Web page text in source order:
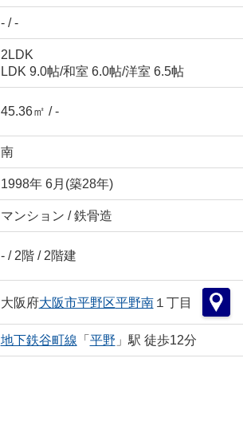
- / -
2LDK
LDK 9.0帖/和室 6.0帖/洋室 6.5帖
45.36㎡ / -
南
1998年 6月(築28年)
マンション / 鉄骨造
- / 2階 / 2階建
大阪府大阪市平野区平野南１丁目
地下鉄谷町線 「 平野 」駅 徒歩12分